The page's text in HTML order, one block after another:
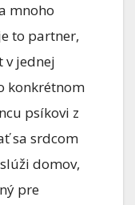
mnoho
to partner,
v jednej
konkrétnom
psíkovi z
sa srdcom
domov,
pre